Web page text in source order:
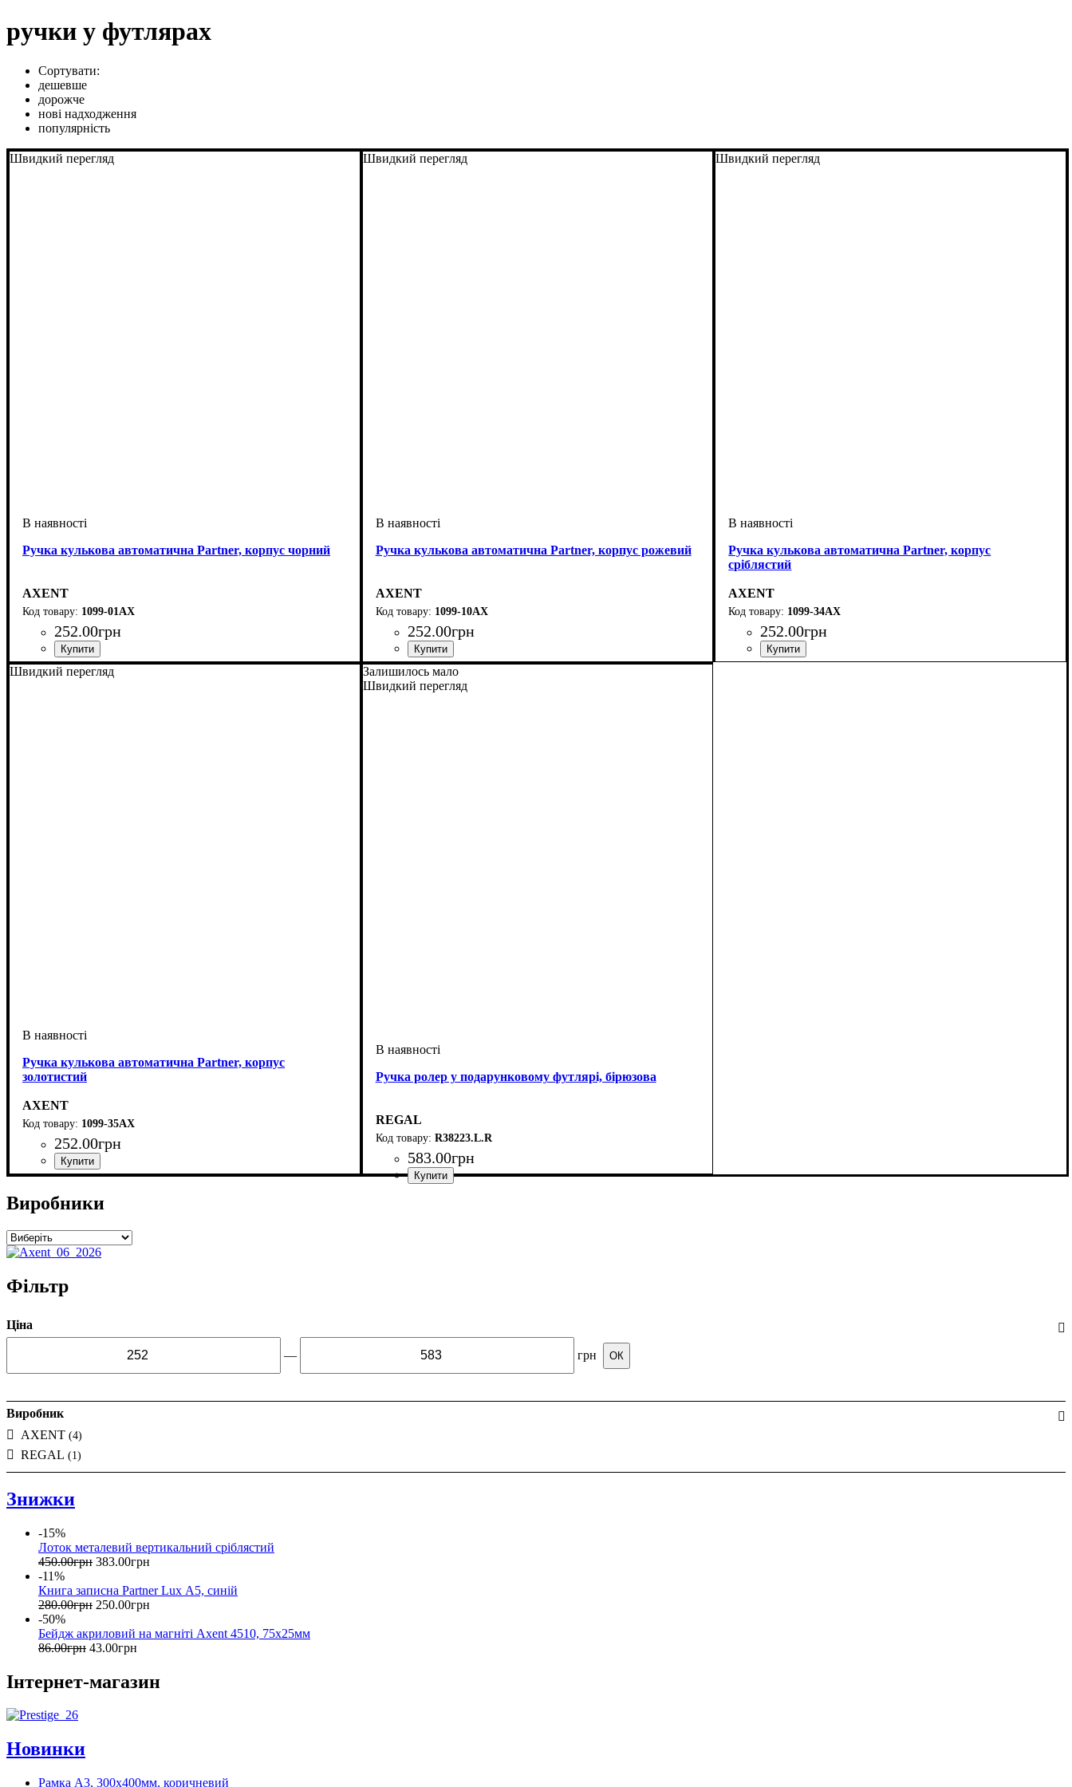
ручки у футлярах
Сортувати:
дешевше
дорожче
нові надходження
популярність
Швидкий перегляд
Ручка кулькова автоматична Partner, корпус чорний
AXENT
1099-01АХ
252.00грн
Швидкий перегляд
Ручка кулькова автоматична Partner, корпус рожевий
AXENT
1099-10АХ
252.00грн
Швидкий перегляд
Ручка кулькова автоматична Partner, корпус
сріблястий
AXENT
1099-34АХ
252.00грн
Швидкий перегляд
Ручка кулькова автоматична Partner, корпус
золотистий
AXENT
1099-35АХ
252.00грн
Залишилось мало
Швидкий перегляд
Ручка ролер у подарунковому футлярі, бірюзова
REGAL
R38223.L.R
583.00грн
Виробники
Фільтр
Ціна
— грн ОК
Виробник
AXENT (4)
REGAL (1)
Знижки
-15%
Лоток металевий вертикальний сріблястий
450.00грн 383.00грн
-11%
Книга записна Partner Lux А5, синій
280.00грн 250.00грн
-50%
Бейдж акриловий на магніті Axent 4510, 75х25мм
86.00грн 43.00грн
Інтернет-магазин
Новинки
Рамка А3, 300х400мм, коричневий